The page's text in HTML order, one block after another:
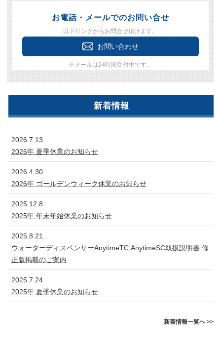
お電話・メールでのお問い合せ
以下リンクからお問合せ頂けます。
お問い合わせ
※メールは24時間受付中です。
新着情報
2026.7.13.
2026年 夏季休業のお知らせ
2026.4.30.
2026年 ゴールデンウィーク休業のお知らせ
2025.12.8.
2025年 年末年始休業のお知らせ
2025.8.21.
ウォーターディスペンサーAnytimeTC,AnytimeSC取扱説明書 修
正版掲載のご案内
2025.7.24.
2025年 夏季休業のお知らせ
新着情報一覧へ >>